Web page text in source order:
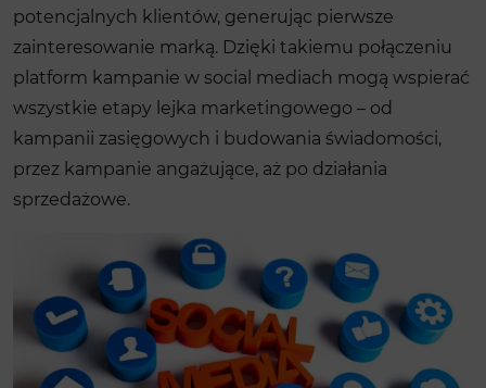
potencjalnych klientów, generując pierwsze
zainteresowanie marką. Dzięki takiemu połączeniu
platform kampanie w social mediach mogą wspierać
wszystkie etapy lejka marketingowego – od
kampanii zasięgowych i budowania świadomości,
przez kampanie angażujące, aż po działania
sprzedażowe.